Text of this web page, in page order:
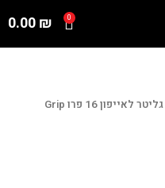
0
0.00₪
כיסוי דגם קריסטל גליטר לאייפון 16 פרו Grip